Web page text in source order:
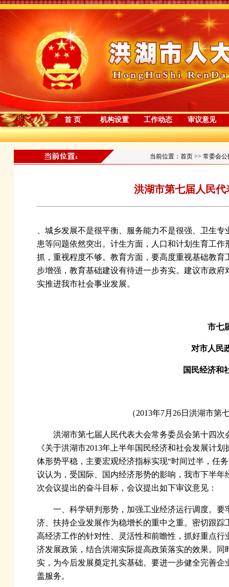
首 页 机构设置 工作动态 审议意见
当前位置： 首页>> 常委会公
洪湖市第七届人民
、城乡发展不是很平衡、服务能力不是很强、卫生
患等问题依然突出。计生方面，人口和计划生育工
抓，重视程度不够。教育方面，要高度重视基础教
步增强，教育基础建设有待进一步夯实。建议市政
实推进我市社会事业发展。
市七
对市人民
国民经济和
（2013年7月26日洪湖市
洪湖市第七届人民代表大会常务委员会第十四
《关于洪湖市2013年上半年国民经济和社会发展计
体形势平稳，主要宏观经济指标实现“时间过半，任
议认为，受国际、国内经济形势的影响，我市下半
次会议提出的奋斗目标，会议提出如下审议意见：
一、科学研判形势，加强工业经济运行调度。
济、扶持企业发展作为稳增长的重中之重。密切跟
高经济工作的针对性、灵活性和前瞻性，抓好重点
济发展政策，结合洪湖实际提高政策落实的效果。
实，为今后发展奠定扎实基础。要进一步健全完善
盖服务。